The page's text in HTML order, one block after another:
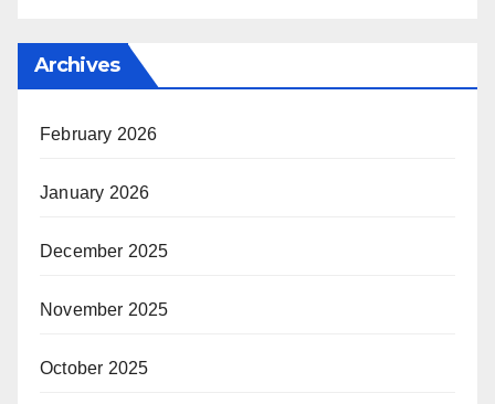
Archives
February 2026
January 2026
December 2025
November 2025
October 2025